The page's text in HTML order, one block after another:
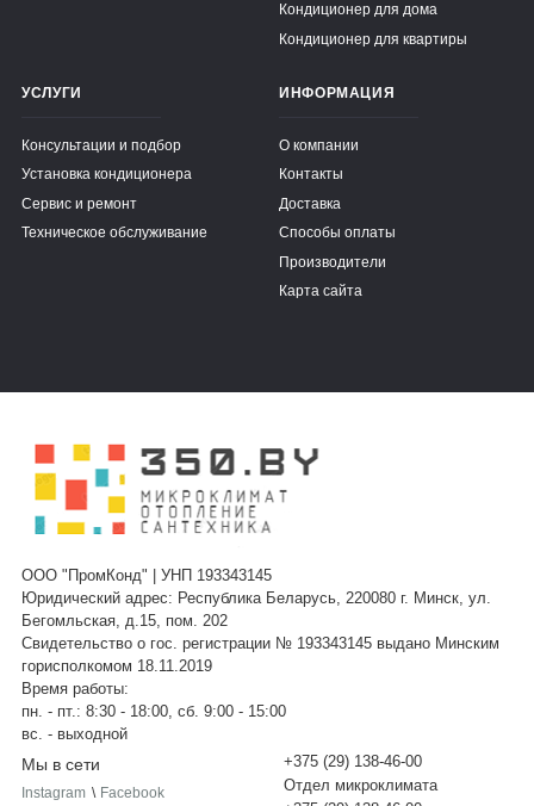
Кондиционер для дома
Кондиционер для квартиры
УСЛУГИ
Консультации и подбор
Установка кондиционера
Сервис и ремонт
Техническое обслуживание
ИНФОРМАЦИЯ
О компании
Контакты
Доставка
Способы оплаты
Производители
Карта сайта
ООО "ПромКонд" | УНП 193343145
Юридический адрес: Республика Беларусь, 220080 г. Минск, ул.
Бегомльская, д.15, пом. 202
Свидетельство о гос. регистрации № 193343145 выдано Минским
горисполкомом 18.11.2019
Время работы:
пн. - пт.: 8:30 - 18:00, сб. 9:00 - 15:00
вс. - выходной
+375 (29) 138-46-00
Отдел микроклимата
Мы в сети
Instagram \ Facebook